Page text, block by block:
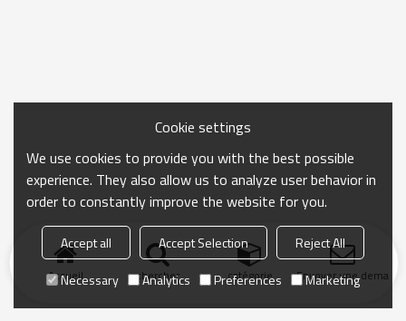
Accueil chercher catégorie Envoyer une
Cookie settings
We use cookies to provide you with the best possible
experience. They also allow us to analyze user behavior in
order to constantly improve the website for you.
Accept all Accept Selection
Reject All
Necessary
Analytics Preferences Marketing